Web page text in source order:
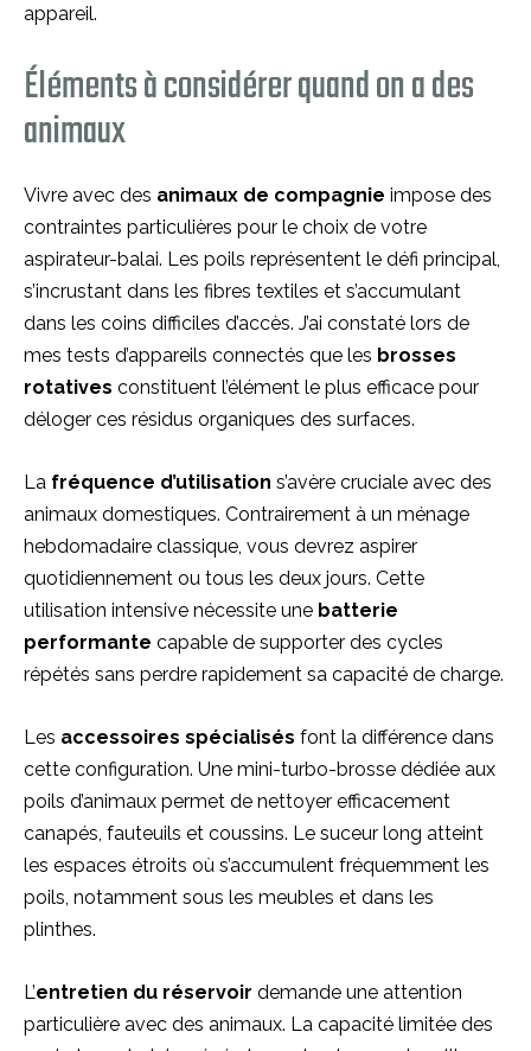
appareil.
Éléments à considérer quand on a des
animaux
Vivre avec des animaux de compagnie impose des
contraintes particulières pour le choix de votre
aspirateur-balai. Les poils représentent le défi principal,
s’incrustant dans les fibres textiles et s’accumulant
dans les coins difficiles d’accès. J’ai constaté lors de
mes tests d’appareils connectés que les brosses
rotatives constituent l’élément le plus efficace pour
déloger ces résidus organiques des surfaces.
La fréquence d’utilisation s’avère cruciale avec des
animaux domestiques. Contrairement à un ménage
hebdomadaire classique, vous devrez aspirer
quotidiennement ou tous les deux jours. Cette
utilisation intensive nécessite une batterie
performante capable de supporter des cycles
répétés sans perdre rapidement sa capacité de charge.
Les accessoires spécialisés font la différence dans
cette configuration. Une mini-turbo-brosse dédiée aux
poils d’animaux permet de nettoyer efficacement
canapés, fauteuils et coussins. Le suceur long atteint
les espaces étroits où s’accumulent fréquemment les
poils, notamment sous les meubles et dans les
plinthes.
L’entretien du réservoir demande une attention
particulière avec des animaux. La capacité limitée des